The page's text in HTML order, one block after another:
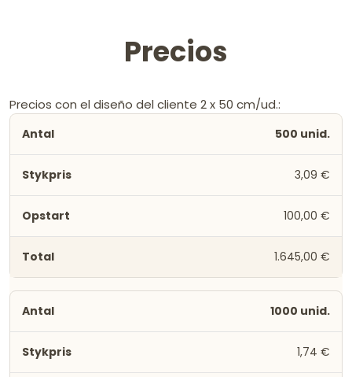
Precios
Precios con el diseño del cliente 2 x 50 cm/ud.:
500 unid.
3,09 €
100,00 €
1.645,00 €
1000 unid.
1,74 €